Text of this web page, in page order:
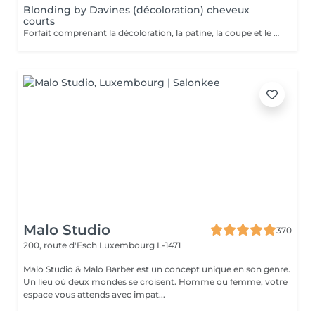
Blonding by Davines (décoloration) cheveux
courts
Forfait comprenant la décoloration, la patine, la coupe et le styling. Un diagnostic personnalisé sera réalisé lors de la prestation.
Malo Studio
370
200, route d'Esch Luxembourg L-1471
Malo Studio & Malo Barber est un concept unique en son genre.
Un lieu où deux mondes se croisent. Homme ou femme, votre
espace vous attends avec impat...